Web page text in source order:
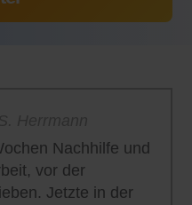
Nachhilfe und
vor der
Jetzte in der